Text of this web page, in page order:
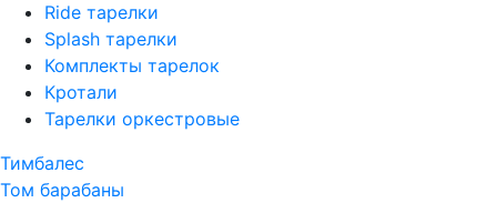
Ride тарелки
Splash тарелки
Комплекты тарелок
Кротали
Тарелки оркестровые
Тимбалес
Том барабаны